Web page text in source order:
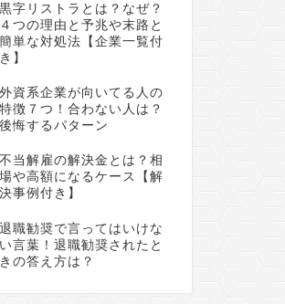
黒字リストラとは？なぜ？
４つの理由と予兆や末路と
簡単な対処法【企業一覧付
き】
外資系企業が向いてる人の
特徴７つ！合わない人は？
後悔するパターン
不当解雇の解決金とは？相
場や高額になるケース【解
決事例付き】
退職勧奨で言ってはいけな
い言葉！退職勧奨されたと
きの答え方は？